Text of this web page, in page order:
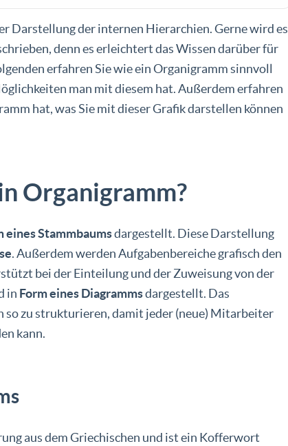
Darstellung der internen Hierarchien. Gerne wird es
denn es erleichtert das Wissen darüber für
erfahren Sie wie ein Organigramm sinnvoll
man mit diesem hat. Außerdem erfahren
hat, was Sie mit dieser Grafik darstellen können
Organigramm?
eines Stammbaumsdargestellt. Diese Darstellung
. Außerdem werden Aufgabenbereiche grafisch den
bei der Einteilung und der Zuweisung von der
in Form eines Diagrammsdargestellt. Das
zu strukturieren, damit jeder (neue) Mitarbeiter
kann.
aus dem Griechischen und ist ein Kofferwort